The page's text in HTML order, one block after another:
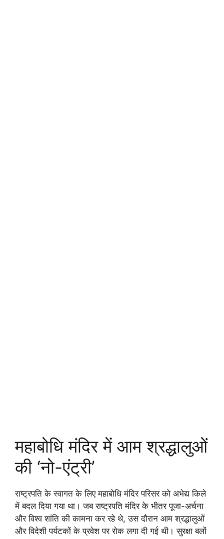
महाबोधि मंदिर में आम श्रद्धालुओं
की ‘नो-एंट्री’
राष्ट्रपति के स्वागत के लिए महाबोधि मंदिर परिसर को अभेद्य किले
में बदल दिया गया था। जब राष्ट्रपति मंदिर के भीतर पूजा-अर्चना
और विश्व शांति की कामना कर रहे थे, उस दौरान आम श्रद्धालुओं
और विदेशी पर्यटकों के प्रवेश पर रोक लगा दी गई थी। सुरक्षा बलों